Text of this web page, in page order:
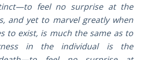
feel no surprise at the
and yet to marvel greatly when
to exist, is much the same as to
in the individual is the